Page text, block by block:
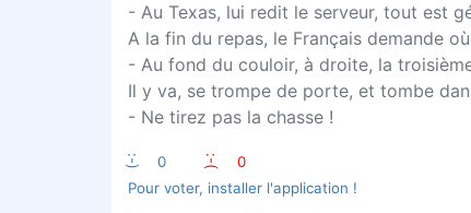
- Au Texas, lui redit le serveur, tout est
A la fin du repas, le Français demande
- Au fond du couloir, à droite, la
Il y va, se trompe de porte, et tombe
- Ne tirez pas la chasse !
:-) 0 :-(
0
Pour voter, installer l'application !